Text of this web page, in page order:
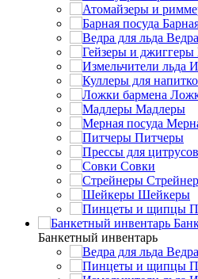
Мадлеры
Питчеры
Совки
Шейкеры
Банкетный инвентарь